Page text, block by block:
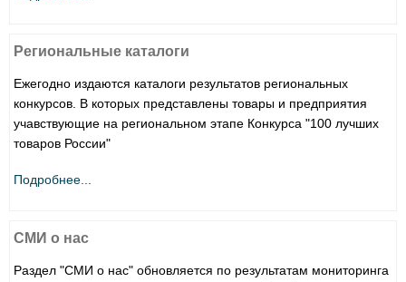
Региональные каталоги
Ежегодно издаются каталоги результатов региональных
конкурсов. В которых представлены товары и предприятия
учавствующие на региональном этапе Конкурса "100 лучших
товаров России"
Подробнее...
СМИ о нас
Раздел "СМИ о нас" обновляется по результатам мониторинга